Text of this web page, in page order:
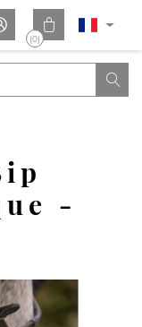

(0)

-